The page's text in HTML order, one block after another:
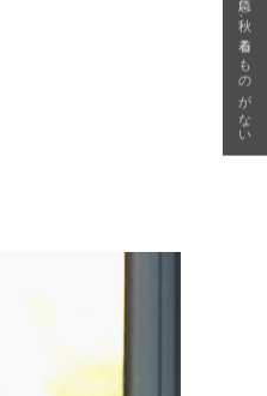
急に秋、着るものがない